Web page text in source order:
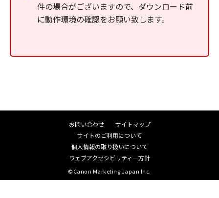
件の場合がございますので、ダウンロード前
に動作環境の確認をお願い致します。
お問い合わせ
サイトマップ
サイトのご利用について
個人情報の取り扱いについて
ウェブアクセシビリティ―方針
©Canon Marketing Japan Inc.